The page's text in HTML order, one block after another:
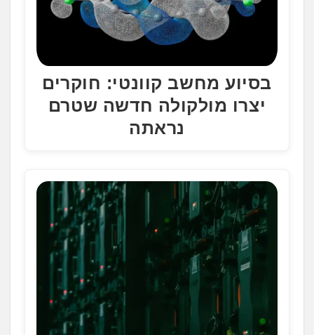
בסיוע מחשב קוונטי: חוקרים
יצרו מולקולה חדשה שטרם
נראתה